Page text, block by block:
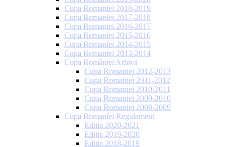
Cupa Romaniei 2018-2019
Cupa Romaniei 2017-2018
Cupa Romaniei 2016-2017
Cupa Romaniei 2015-2016
Cupa Romaniei 2014-2015
Cupa Romaniei 2013-2014
Cupa României Arhivă
Cupa Romaniei 2012-2013
Cupa Romaniei 2011-2012
Cupa Romaniei 2010-2011
Cupa Romaniei 2009-2010
Cupa Romaniei 2008-2009
Cupa Romaniei Regulament
Editia 2020-2021
Editia 2019-2020
Editia 2018-2019